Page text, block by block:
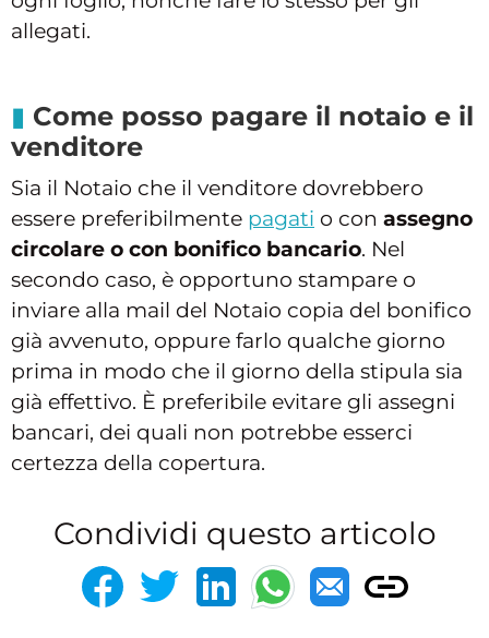
allegati.
Come posso pagare il notaio e il
venditore
Sia il Notaio che il venditore dovrebbero
essere preferibilmente pagati o con assegno
circolare o con bonifico bancario. Nel
secondo caso, è opportuno stampare o
inviare alla mail del Notaio copia del bonifico
già avvenuto, oppure farlo qualche giorno
prima in modo che il giorno della stipula sia
già effettivo. È preferibile evitare gli assegni
bancari, dei quali non potrebbe esserci
certezza della copertura.
Condividi questo articolo